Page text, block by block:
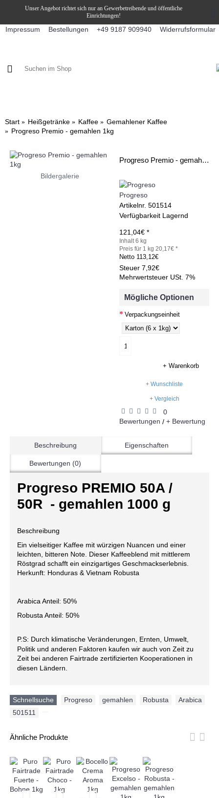
Unser Angebot richtet sich nur an Gewerbetreibende und öffentliche
Einrichtungen!
Impressum Bestellungen +49 9187 909940 Widerrufsformular
Start Heißgetränke Kaffee
Gemahlener Kaffee
Progreso Premio - gemahlen 1kg
Bildergalerie
Progreso Premio - gemahlen 1kg
Progreso
Artikelnr. 501514
Verfügbarkeit Lagernd
121,04€ *
Inhalt 6 kg
Preis für 1 kg 20,17€ *
Netto 113,12€
Steuer 7,92€
Mehrwertsteuer USt. 7%
Mögliche Optionen
Verpackungseinheit
+ Warenkorb
+ Wunschliste
+ Vergleich
0
Bewertungen / + Bewertung
Beschreibung Eigenschaften
Bewertungen (0)
Progreso PREMIO 50A /
50R - gemahlen 1000 g
Beschreibung
Ein vielseitiger Kaffee mit würzigen Nuancen und einer
leichten, bitteren Note. Dieser Kaffeeblend mit mittlerem
Röstgrad schafft ein einzigartiges Geschmackserlebnis.
Herkunft: Honduras & Vietnam Robusta
Arabica Anteil: 50%
Robusta Anteil: 50%
P.S: Durch klimatische Veränderungen, Ernten, Umwelt,
Politik und anderen Faktoren kaufen wir auch von Zeit zu
Zeit bei anderen Fairtrade zertifizierten Kooperationen in
diesen Ländern.
Schnellsuche Progreso gemahlen Robusta Arabica
501511
Ähnliche Produkte